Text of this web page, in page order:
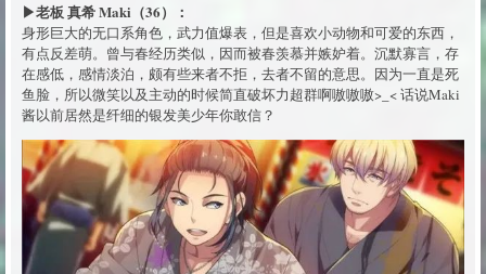
▶老板 真希 Maki（36）：
身形巨大的无口系角色，武力值爆表，但是喜欢小动物和可爱的东西，
有点反差萌。曾与春经历类似，因而被春羡慕并嫉妒着。沉默寡言，存
在感低，感情淡泊，颇有些来者不拒，去者不留的意思。因为一直是死
鱼脸，所以微笑以及主动的时候简直破坏力超群啊嗷嗷嗷>_< 话说Maki
酱以前居然是纤细的银发美少年你敢信？